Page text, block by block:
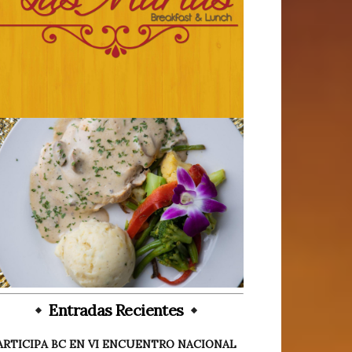
Entradas Recientes
BC EN VI ENCUENTRO NACIONAL